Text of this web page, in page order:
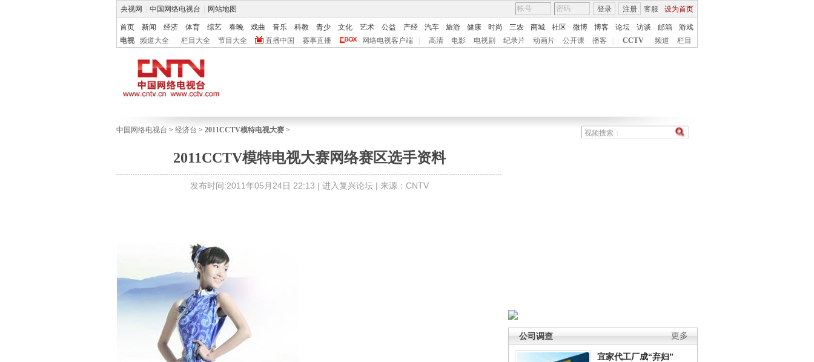
央视网 中国网络电视台 网站地图 客服 设为首页
登录 注册
首页 新闻 经济 体育 综艺 春晚 戏曲 音乐 科教 青少 文化 艺术 公益 产经 汽车 旅游 健康 时尚 三农 商城 社区 微博 博客 论坛 访谈 邮箱
游戏
电视
频道大全 栏目大全 节目大全 直播中国 赛事直播 网络电视客户端 高清 电影 电视剧 纪录片 动画片 公开课 播客 CCTV 频道 栏目
中国网络电视台 > 经济台 > 2011CCTV模特电视大赛 >
2011CCTV模特电视大赛网络赛区选手资料
发布时间:2011年05月24日 22:13 | 进入复兴论坛| 来源：CNTV
更多
公司调查
宜家代工厂成“弃妇”